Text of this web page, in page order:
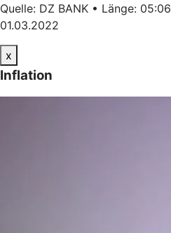
Quelle: DZ BANK • Länge:
01.03.2022
x
Inflation